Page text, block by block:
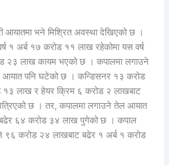
आयातमा भने मिश्रित अवस्था देखिएको छ ।
१ अर्ब १७ करोड ११ लाख रहेकोमा यस वर्ष
२३ लाख कायम भएको छ । कपालमा लगाउने
आयात पनि घटेको छ । कन्डिसनर १३ करोड
लाख र हेयर क्रिम ६ करोड २ लाखबाट
छ । तर, कपालमा लगाउने तेल आयात
६४ करोड ३४ लाख पुगेको छ । कपाल
९६ करोड २४ लाखबाट बढेर १ अर्ब १ करोड